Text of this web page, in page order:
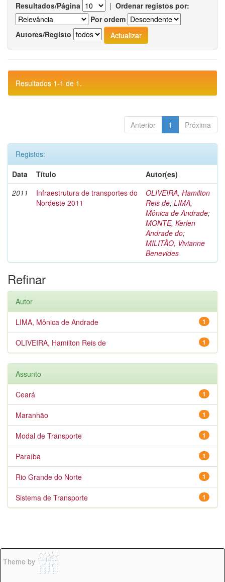
Resultados/Página | Ordenar registos por:
Por ordem
Autores/Registo
Resultados 1-1 de 1.
Anterior 1 Próxima
Registos:
Data
Título
Autor(es)
2011
Infraestrutura de transportes do
Nordeste 2011
OLIVEIRA, Hamilton
Reis de; LIMA,
Mônica de Andrade;
MONTE, Kerlen
Andrade do;
MILITÃO, Vivianne
Benevides
Refinar
Autor
1
LIMA, Mônica de Andrade
1
OLIVEIRA, Hamilton Reis de
Assunto
1
Ceará
1
Maranhão
1
Modal de Transporte
1
Paraíba
1
Rio Grande do Norte
1
Sistema de Transporte
Theme by